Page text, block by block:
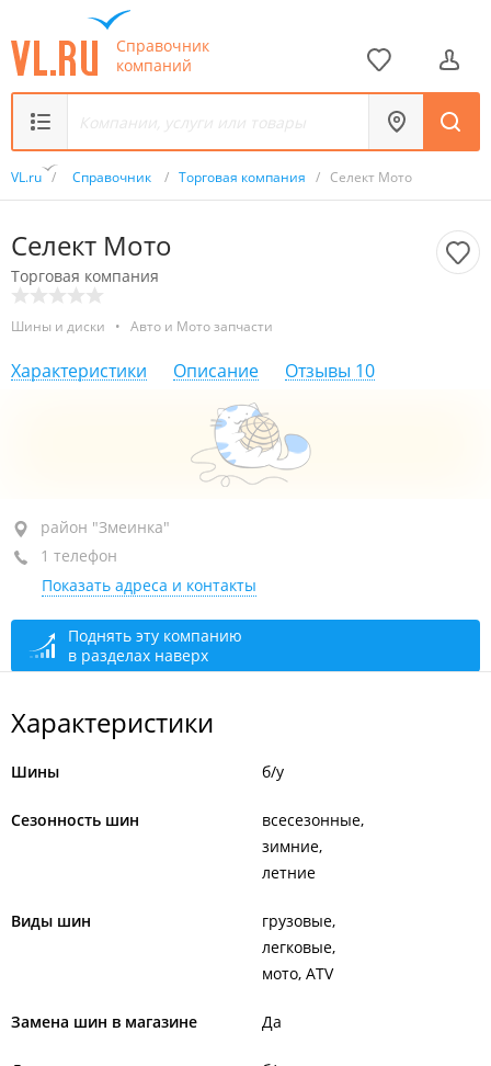
Справочник
компаний
VL.ru / Справочник / Торговая компания / Селект Мото
Селект Мото
Торговая компания
Шины и диски • Авто и Мото запчасти
Характеристики Описание Отзывы 10
район "Змеинка", ул. Приморская, 8В стр. 2
+7 902 522-55-82
сегодня закрыто
район "Змеинка"
1 телефон
Показать адреса и контакты
Поднять эту компанию
в разделах наверх
Характеристики
Шины б/у
Сезонность шин
всесезонные
зимние
летние
Виды шин
грузовые
легковые
мото, ATV
Замена шин в магазине Да